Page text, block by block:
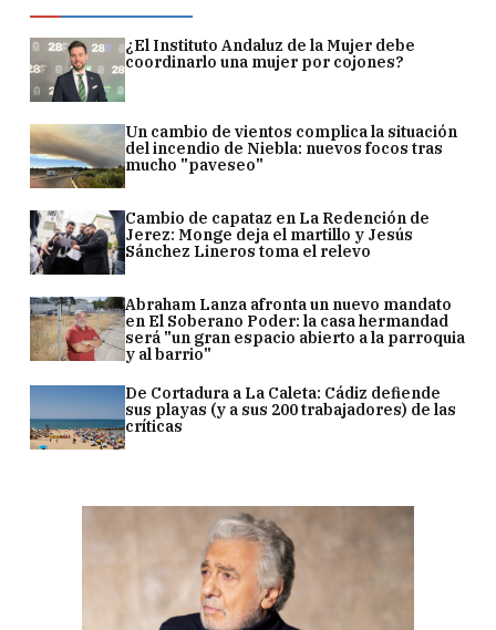
¿El Instituto Andaluz de la Mujer debe
coordinarlo una mujer por cojones?
Un cambio de vientos complica la situación
del incendio de Niebla: nuevos focos tras
mucho "paveseo"
Cambio de capataz en La Redención de
Jerez: Monge deja el martillo y Jesús
Sánchez Lineros toma el relevo
Abraham Lanza afronta un nuevo mandato
en El Soberano Poder: la casa hermandad
será "un gran espacio abierto a la parroquia
y al barrio"
De Cortadura a La Caleta: Cádiz defiende
sus playas (y a sus 200 trabajadores) de las
críticas